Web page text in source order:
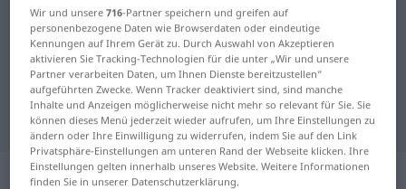
Kroatisch-Deutsch Wörterbuch izgorjeti
Kroatisch-Deutsch Übersetzung für
"izgorjeti"
"izgorjeti" Deutsch Übersetzung
„izgorjeti“
Wir und unsere716-Partner speichern und greifen auf
personenbezogene Daten wie Browserdaten oder eindeutige
Kennungen auf Ihrem Gerät zu. Durch Auswahl von Akzeptieren
aktivieren Sie Tracking-Technologien für die unter „Wir und unsere
Partner verarbeiten Daten, um Ihnen Dienste bereitzustellen“
aufgeführten Zwecke. Wenn Tracker deaktiviert sind, sind manche
Inhalte und Anzeigen möglicherweise nicht mehr so relevant für Sie. Sie
können dieses Menü jederzeit wieder aufrufen, um Ihre Einstellungen zu
ändern oder Ihre Einwilligung zu widerrufen, indem Sie auf den Link
Privatsphäre-Einstellungen am unteren Rand der Webseite klicken. Ihre
Einstellungen gelten innerhalb unseres Website. Weitere Informationen
finden Sie in unserer Datenschutzerklärung.